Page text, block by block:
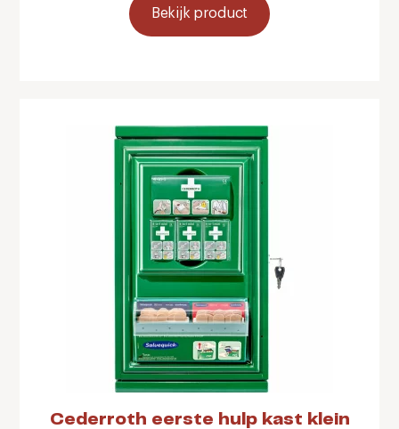
Bekijk product
Cederroth eerste hulp kast klein